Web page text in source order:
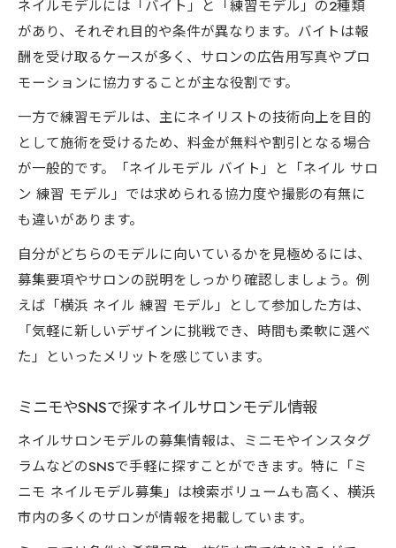
ネイルモデルには「バイト」と「練習モデル」の2種類
があり、それぞれ目的や条件が異なります。バイトは報
酬を受け取るケースが多く、サロンの広告用写真やプロ
モーションに協力することが主な役割です。
一方で練習モデルは、主にネイリストの技術向上を目的
として施術を受けるため、料金が無料や割引となる場合
が一般的です。「ネイルモデル バイト」と「ネイル サロ
ン 練習 モデル」では求められる協力度や撮影の有無に
も違いがあります。
自分がどちらのモデルに向いているかを見極めるには、
募集要項やサロンの説明をしっかり確認しましょう。例
えば「横浜 ネイル 練習 モデル」として参加した方は、
「気軽に新しいデザインに挑戦でき、時間も柔軟に選べ
た」といったメリットを感じています。
ミニモやSNSで探すネイルサロンモデル情報
ネイルサロンモデルの募集情報は、ミニモやインスタグ
ラムなどのSNSで手軽に探すことができます。特に「ミ
ニモ ネイルモデル募集」は検索ボリュームも高く、横浜
市内の多くのサロンが情報を掲載しています。